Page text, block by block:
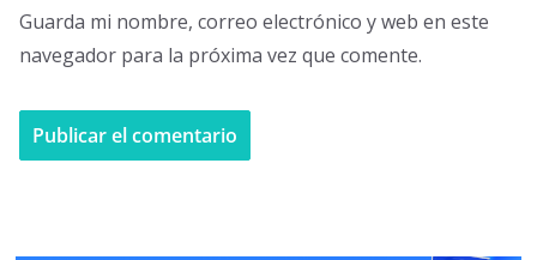
Guarda mi nombre, correo electrónico y web en este
navegador para la próxima vez que comente.